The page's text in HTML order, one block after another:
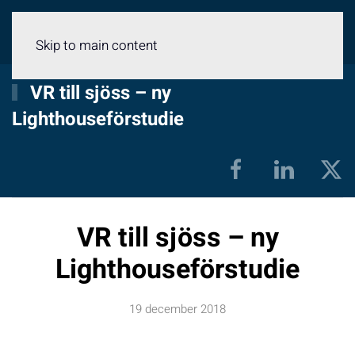
Skip to main content
VR till sjöss – ny
Lighthouseförstudie
VR till sjöss – ny
Lighthouseförstudie
19 december 2018